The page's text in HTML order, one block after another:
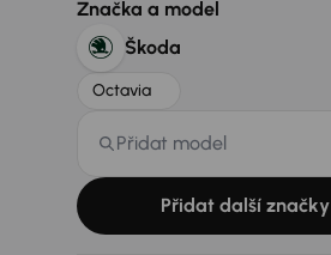
Značka a model
Škoda
Octavia
Přidat model
Přidat další značky